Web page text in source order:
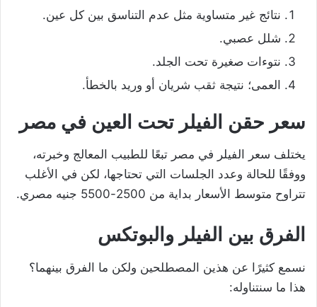
نتائج غير متساوية مثل عدم التناسق بين كل عين.
شلل عصبي.
نتوءات صغيرة تحت الجلد.
العمى؛ نتيجة ثقب شريان أو وريد بالخطأ.
سعر حقن الفيلر تحت العين في مصر
يختلف سعر الفيلر في مصر تبعًا للطبيب المعالج وخبرته،
ووفقًا للحالة وعدد الجلسات التي تحتاجها، لكن في الأغلب
تتراوح متوسط الأسعار بداية من 2500-5500 جنيه مصري.
الفرق بين الفيلر والبوتكس
نسمع كثيرًا عن هذين المصطلحين ولكن ما الفرق بينهما؟
هذا ما سنتناوله: